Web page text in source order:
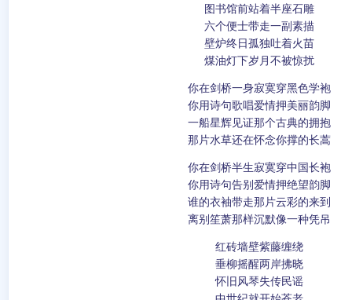
图书馆前站着半座石雕
六个便士带走一副素描
壁炉终日孤独吐着火苗
煤油灯下岁月不被惊扰
你在剑桥一身寂寞穿黑色学袍
你用诗句歌唱爱情押美丽韵脚
一船星辉见证那个古典的拥抱
那片水草还在怀念你撑的长蒿
你在剑桥半生寂寞穿中国长袍
你用诗句告别爱情押绝望韵脚
谁的衣袖带走那片云彩的来到
离别笙萧那样沉默像一种凭吊
红砖墙壁紫藤缠绕
垂柳摇醒两岸拂晓
怀旧风琴失传民谣